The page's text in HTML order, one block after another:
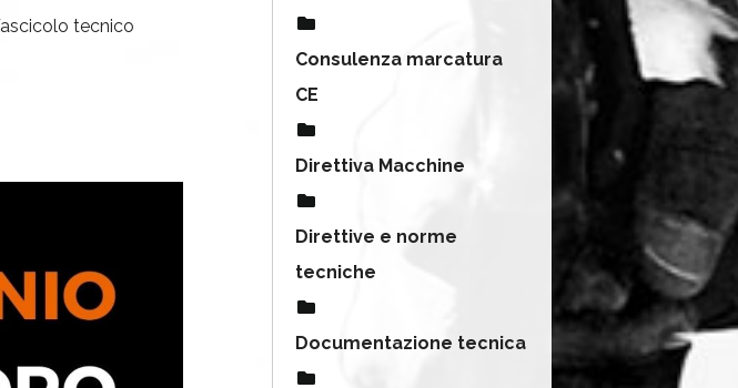
tecnico
Consulenza marcatura
CE
Direttiva Macchine
Direttive e norme
tecniche
Documentazione tecnica